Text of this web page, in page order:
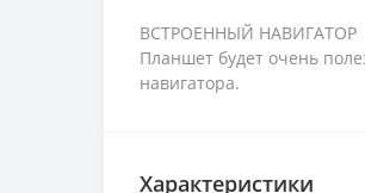
ВСТРОЕННЫЙ НАВИГАТОР
Планшет будет очень
навигатора.
Характеристики